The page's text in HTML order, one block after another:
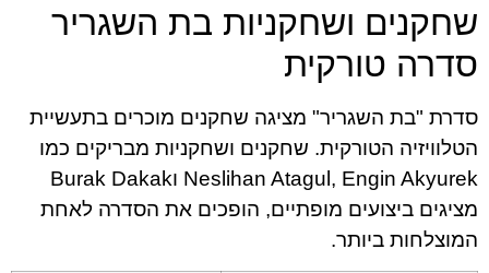
שחקנים ושחקניות בת השגריר
סדרה טורקית
סדרת "בת השגריר" מציגה שחקנים מוכרים בתעשיית
הטלוויזיה הטורקית. שחקנים ושחקניות מבריקים כמו
Neslihan Atagul, Engin Akyurek וBurak Dakak
מציגים ביצועים מופתיים, הופכים את הסדרה לאחת
המוצלחות ביותר.